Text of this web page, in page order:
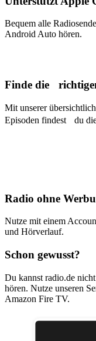
Bequem alle
Android Auto hören.
Finde die
Mit unserer
Episoden findest du
Radio ohne
Nutze mit einem
und Hörverlauf.
Schon gewusst?
Du kannst radio.de
hören. Nutze unseren
Amazon Fire TV.